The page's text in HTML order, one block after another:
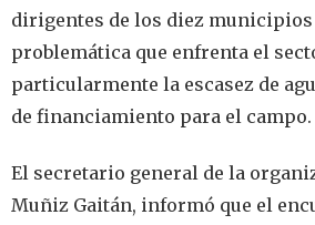
dirigentes de los diez municipios
problemática que enfrenta el
particularmente la escasez de
de financiamiento para el campo.
El secretario general de la
Muñiz Gaitán, informó que el